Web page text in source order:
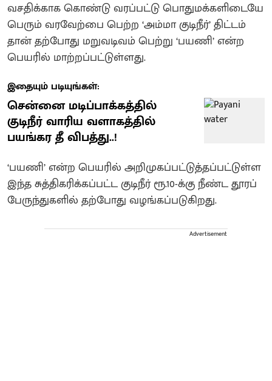
வசதிக்காக கொண்டு வரப்பட்டு பொதுமக்களிடையே
பெரும் வரவேற்பை பெற்ற ‘அம்மா குடிநீர்’ திட்டம்
தான் தற்போது மறுவடிவம் பெற்று ‘பயணி’ என்ற
பெயரில் மாற்றப்பட்டுள்ளது.
இதையும் படியுங்கள்:
சென்னை மடிப்பாக்கத்தில்
குடிநீர் வாரிய வளாகத்தில்
பயங்கர தீ விபத்து..!
‘பயணி’ என்ற பெயரில் அறிமுகப்பட்டுத்தப்பட்டுள்ள
இந்த சுத்திகரிக்கப்பட்ட குடிநீர் ரூ.10-க்கு நீண்ட தூரப்
பேருந்துகளில் தற்போது வழங்கப்படுகிறது.
Advertisement